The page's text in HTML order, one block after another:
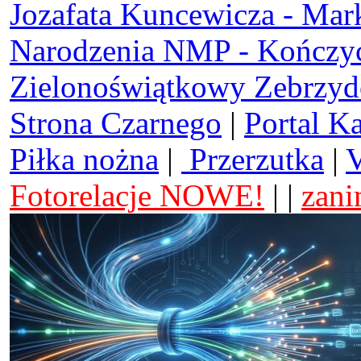
Jozafata Kuncewicza -
Narodzenia NMP -
Zielonoświątkowy
Strona Czarnego | Portal
Piłka nożna | Przerzutka |
Fotorelacje NOWE! | |